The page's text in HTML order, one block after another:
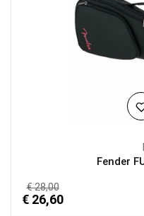
Fender
€ 28,00
€ 26,60